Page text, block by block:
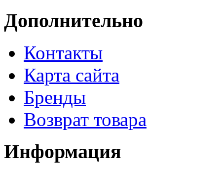
Дополнительно
Контакты
Карта сайта
Бренды
Возврат товара
Информация